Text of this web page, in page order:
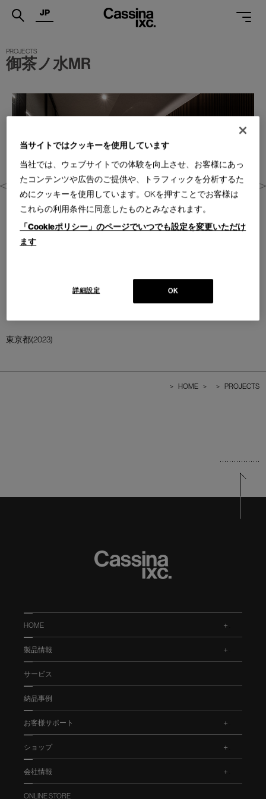
.
PRODUCTS
SERVICES
PROJECTS
MAGAZINE
SUPPORT
SHOPS
CATALOGUES
PROFESSIONAL
JP
御茶ノ水MR
東京都(2023)
> HOME > > PROJECTS
HOME
製品情報
サービス
納品事例
お客様サポート
ショップ
会社情報
ONLINE STORE
当サイトではクッキーを使用しています
当社では、ウェブサイトでの体験を向上させ、お客様にあっ
たコンテンツや広告のご提供や、トラフィックを分析するた
めにクッキーを使用しています。OKを押すことでお客様は
これらの利用条件に同意したものとみなされます。
「Cookieポリシー」のページでいつでも設定を変更いただけ
ます
OK
詳細設定